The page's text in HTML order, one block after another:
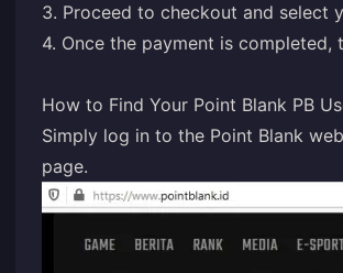
3. Proceed to checkout and select
4. Once the payment is
How to Find Your Point Blank PB
Simply log in to the Point Blank
page.